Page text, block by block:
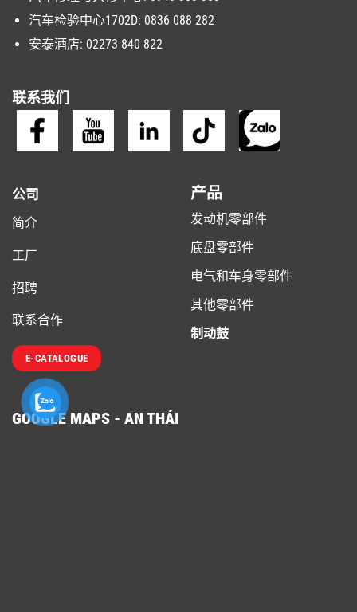
汽车检验中心1702D: 0836 088 282
安泰酒店: 02273 840 822
联系我们
公司
简介
工厂
招聘
联系合作
E-CATALOGUE
产品
发动机零部件
底盘零部件
电气和车身零部件
其他零部件
制动鼓
GOOGLE MAPS - AN THÁI